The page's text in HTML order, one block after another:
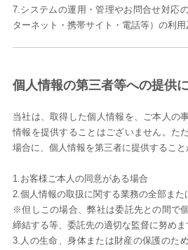
7.システムの運用・管理やお問合せ対応
ターネット・携帯サイト・電話等）の利
個人情報の第三者等への提供
当社は、取得した個人情報を、ご本人の
情報を提供することはございません。た
場合に、個人情報を第三者に提供すること
1.お客様ご本人の同意がある場合
2.個人情報の取扱に関する業務の全部また
※但しこの場合、弊社は委託先との間で
締結する等、委託先の適切な監督に努めま
3.人の生命、身体または財産の保護のた